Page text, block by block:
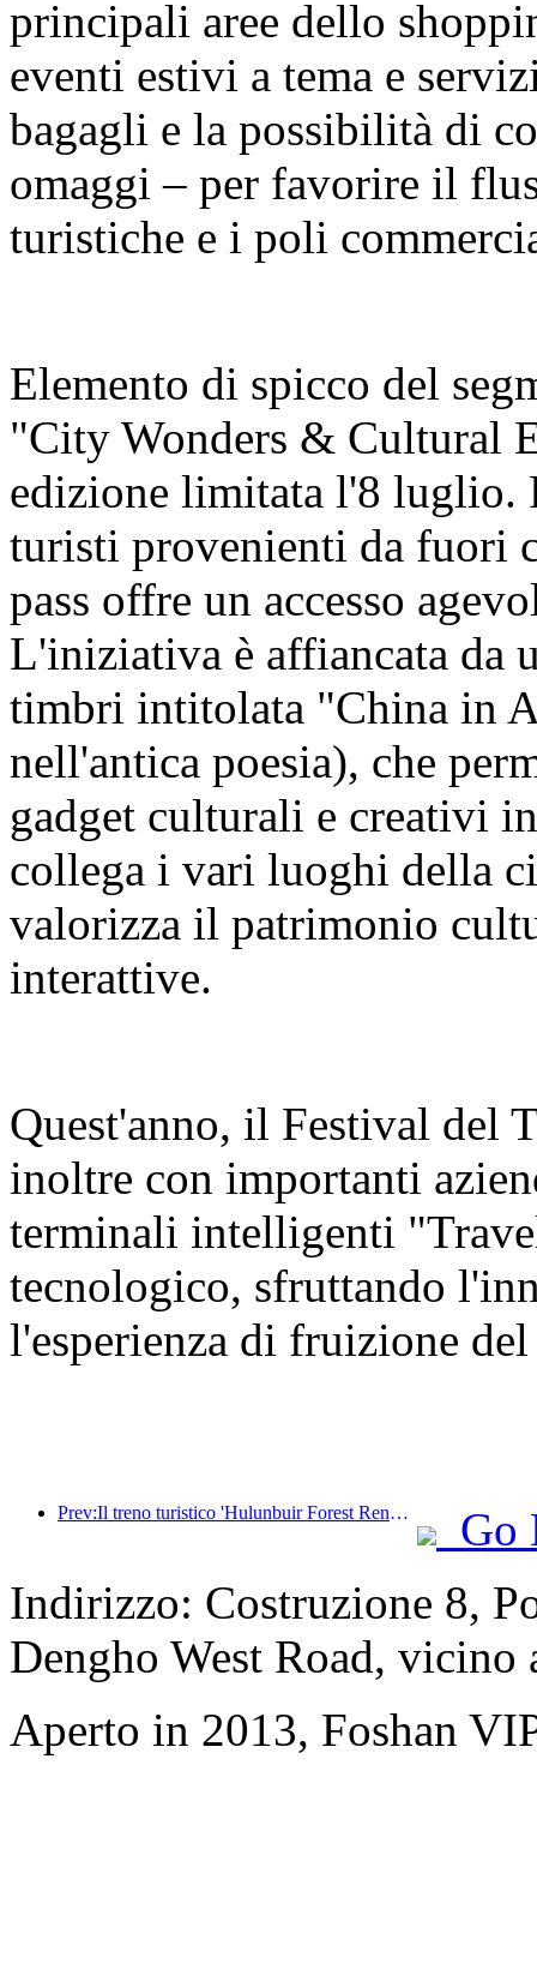
principali aree dello
eventi estivi a tema e
bagagli e la possibilità di
omaggi – per favorire il
turistiche e i poli
Elemento di spicco del
"City Wonders & Cultural
edizione limitata l'8 luglio.
turisti provenienti da fuori
pass offre un accesso
L'iniziativa è affiancata da
timbri intitolata "China in
nell'antica poesia), che
gadget culturali e creativi
collega i vari luoghi della
valorizza il patrimonio
interattive.
Quest'anno, il Festival del
inoltre con importanti
terminali intelligenti
tecnologico, sfruttando
l'esperienza di fruizione
Prev:Il treno turistico 'Hulunbuir Forest Rendezvous - Daxinganling Express - Starlight Train - Tianyi Journey' effettua il suo viaggio inaugurale.
Go
Indirizzo: Costruzione 8,
Dengho West Road, vicino
Aperto in 2013, Foshan